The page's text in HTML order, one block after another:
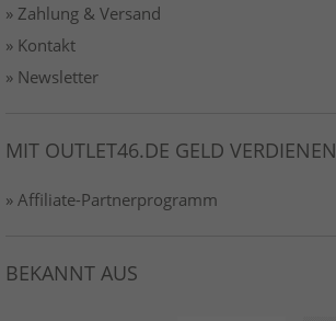
» Zahlung & Versand
» Kontakt
» Newsletter
MIT OUTLET46.DE GELD VERDIENEN
» Affiliate-Partnerprogramm
BEKANNT AUS